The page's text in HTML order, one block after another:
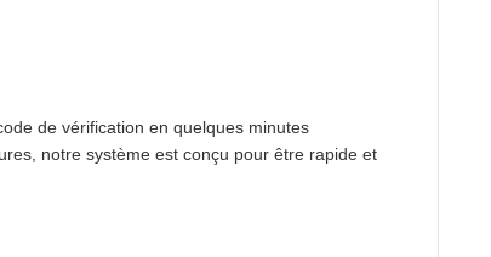
de vérification en quelques minutes
notre système est conçu pour être rapide et